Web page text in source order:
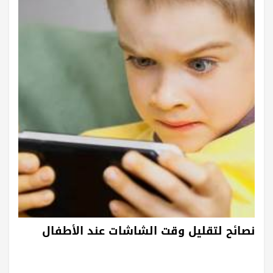
نصائح لتقليل وقت الشاشات عند الأطفال